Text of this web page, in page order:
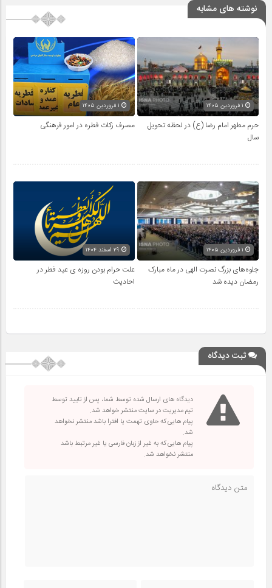
نوشته های مشابه
حرم مطهر امام رضا (ع) در لحظه تحویل
سال
مصرف زکات فطره در امور فرهنگی
جلوه‌های بزرگ نصرت الهی در ماه مبارک
رمضان دیده شد
علت حرام بودن روزه ی عید فطر در
احادیث
ثبت دیدگاه
دیدگاه های ارسال شده توسط شما، پس از تایید توسط
تیم مدیریت در سایت منتشر خواهد شد.
پیام هایی که حاوی تهمت یا افترا باشد منتشر نخواهد
شد.
پیام هایی که به غیر از زبان فارسی یا غیر مرتبط باشد
منتشر نخواهد شد.